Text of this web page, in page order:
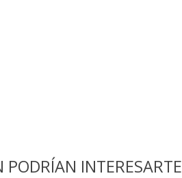
PODRÍAN INTERESARTE